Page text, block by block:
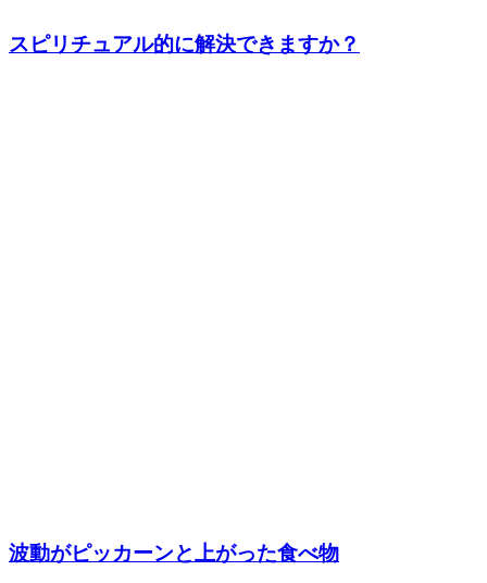
スピリチュアル的に解決できますか？
波動がピッカーンと上がった食べ物